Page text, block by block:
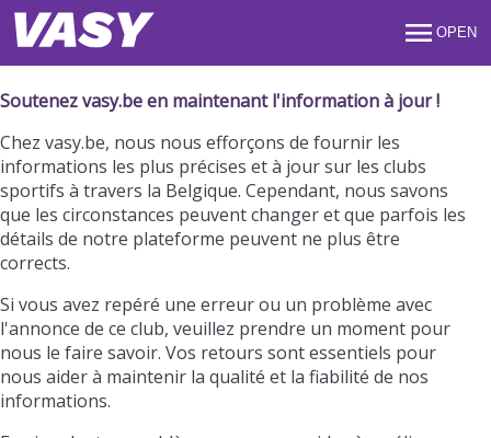
OPEN
Soutenez vasy.be en maintenant l'information à jour !
Chez vasy.be, nous nous efforçons de fournir les
informations les plus précises et à jour sur les clubs
sportifs à travers la Belgique. Cependant, nous savons
que les circonstances peuvent changer et que parfois les
détails de notre plateforme peuvent ne plus être
corrects.
Si vous avez repéré une erreur ou un problème avec
l'annonce de ce club, veuillez prendre un moment pour
nous le faire savoir. Vos retours sont essentiels pour
nous aider à maintenir la qualité et la fiabilité de nos
informations.